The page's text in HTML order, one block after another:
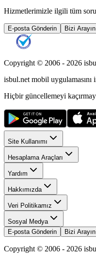
Hizmetlerimizle ilgili tüm
E-posta Gönderin Bizi Arayın
Copyright © 2006 - 2026
isbul.net mobil uygulamasını
Hiçbir güncellemeyi
Site Kullanımı
Hesaplama Araçları
Yardım
Hakkımızda
Veri Politikamız
Sosyal Medya
E-posta Gönderin
Bizi Arayın
Copyright © 2006 - 2026